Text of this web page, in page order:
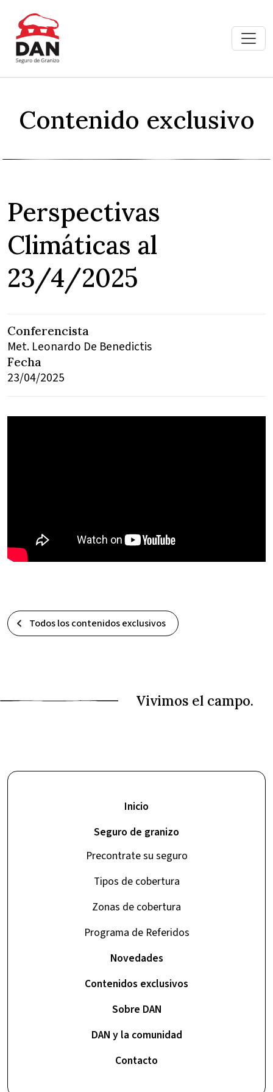
Contenido exclusivo
Perspectivas
Climáticas al
23/4/2025
Conferencista
Met. Leonardo De Benedictis
Fecha
23/04/2025
Todos los contenidos exclusivos
Inicio
Seguro de granizo
Precontrate su seguro
Tipos de cobertura
Zonas de cobertura
Programa de Referidos
Novedades
Contenidos exclusivos
Sobre DAN
DAN y la comunidad
Contacto